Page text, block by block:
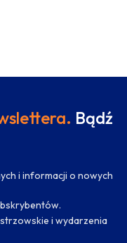
Bądź
i informacji o nowych
i wydarzenia